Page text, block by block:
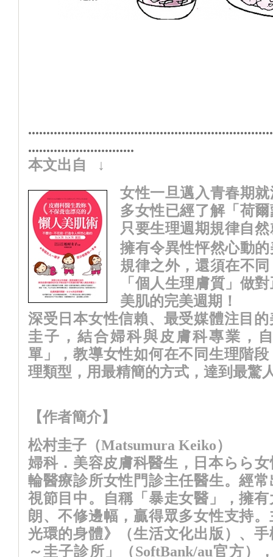
.............................
本文出自
↓
女性一旦邁入青春期
多女性已經了解「荷
只要生理週期規律自然
擁有令異性怦然心動
規律之外，還須在不
「個人生理膚質」做
美肌的完美週期！
深受日本女性信賴、最受媒體注目
圭子，結合婦科與皮膚科專業，
單」，教導女性如何在不同生理階
理類型，用最精簡的方式，達到最驚
【作者簡介】
松村圭子（Matsumura Keiko）
婦科．美容皮膚科醫生，日本らら
輪醫療診所女性門診主任醫生。經
視節目中。自稱「暴走女醫」，擁
朗、不修邊幅，贏得眾多女性支持
光環的身體》（生活文化出版）、
～圭子診所」（SoftBank/au官方）